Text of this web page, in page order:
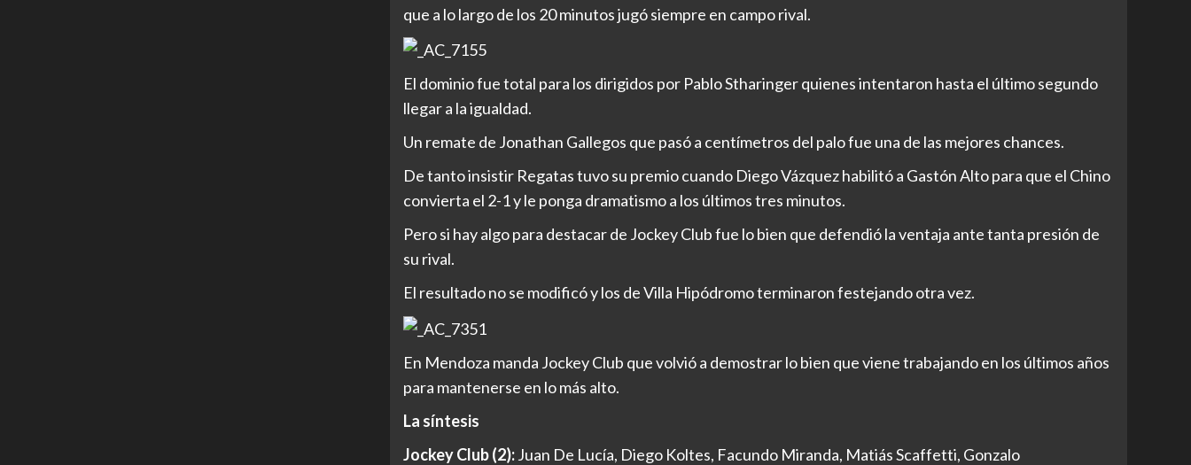
que a lo largo de los 20 minutos jugó siempre en campo rival.
El dominio fue total para los dirigidos por Pablo Stharinger quienes intentaron hasta el último segundo
llegar a la igualdad.
Un remate de Jonathan Gallegos que pasó a centímetros del palo fue una de las mejores chances.
De tanto insistir Regatas tuvo su premio cuando Diego Vázquez habilitó a Gastón Alto para que el Chino
convierta el 2-1 y le ponga dramatismo a los últimos tres minutos.
Pero si hay algo para destacar de Jockey Club fue lo bien que defendió la ventaja ante tanta presión de
su rival.
El resultado no se modificó y los de Villa Hipódromo terminaron festejando otra vez.
En Mendoza manda Jockey Club que volvió a demostrar lo bien que viene trabajando en los últimos años
para mantenerse en lo más alto.
La síntesis
Jockey Club (2):Juan De Lucía, Diego Koltes, Facundo Miranda, Matiás Scaffetti, Gonzalo